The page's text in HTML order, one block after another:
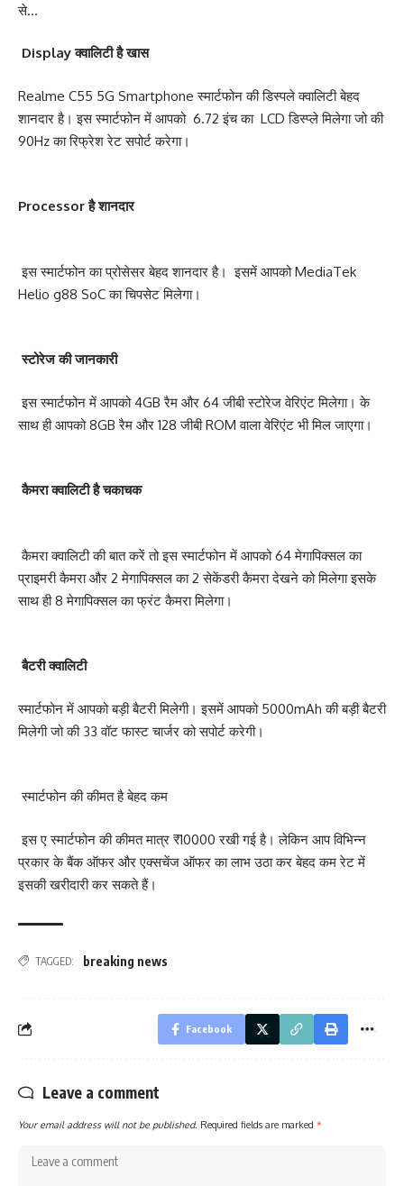
से…
Display क्वालिटी है खास
Realme C55 5G Smartphone स्मार्टफोन की डिस्पले क्वालिटी बेहद
शानदार है। इस स्मार्टफोन में आपको 6.72 इंच का LCD डिस्प्ले मिलेगा जो की
90Hz का रिफ्रेश रेट सपोर्ट करेगा।
Processor है शानदार
इस स्मार्टफोन का प्रोसेसर बेहद शानदार है। इसमें आपको MediaTek
Helio g88 SoC का चिपसेट मिलेगा।
स्टोरेज की जानकारी
इस स्मार्टफोन में आपको 4GB रैम और 64 जीबी स्टोरेज वेरिएंट मिलेगा। के
साथ ही आपको 8GB रैम और 128 जीबी ROM वाला वेरिएंट भी मिल जाएगा।
कैमरा क्वालिटी है चकाचक
कैमरा क्वालिटी की बात करें तो इस स्मार्टफोन में आपको 64 मेगापिक्सल का
प्राइमरी कैमरा और 2 मेगापिक्सल का 2 सेकेंडरी कैमरा देखने को मिलेगा इसके
साथ ही 8 मेगापिक्सल का फ्रंट कैमरा मिलेगा।
बैटरी क्वालिटी
स्मार्टफोन में आपको बड़ी बैटरी मिलेगी। इसमें आपको 5000mAh की बड़ी बैटरी
मिलेगी जो की 33 वॉट फास्ट चार्जर को सपोर्ट करेगी।
स्मार्टफोन की कीमत है बेहद कम
इस ए स्मार्टफोन की कीमत मात्र ₹10000 रखी गई है। लेकिन आप विभिन्न
प्रकार के बैंक ऑफर और एक्सचेंज ऑफर का लाभ उठा कर बेहद कम रेट में
इसकी खरीदारी कर सकते हैं।
TAGGED: breaking news
Facebook
Leave a comment
Your email address will not be published. Required fields are marked *